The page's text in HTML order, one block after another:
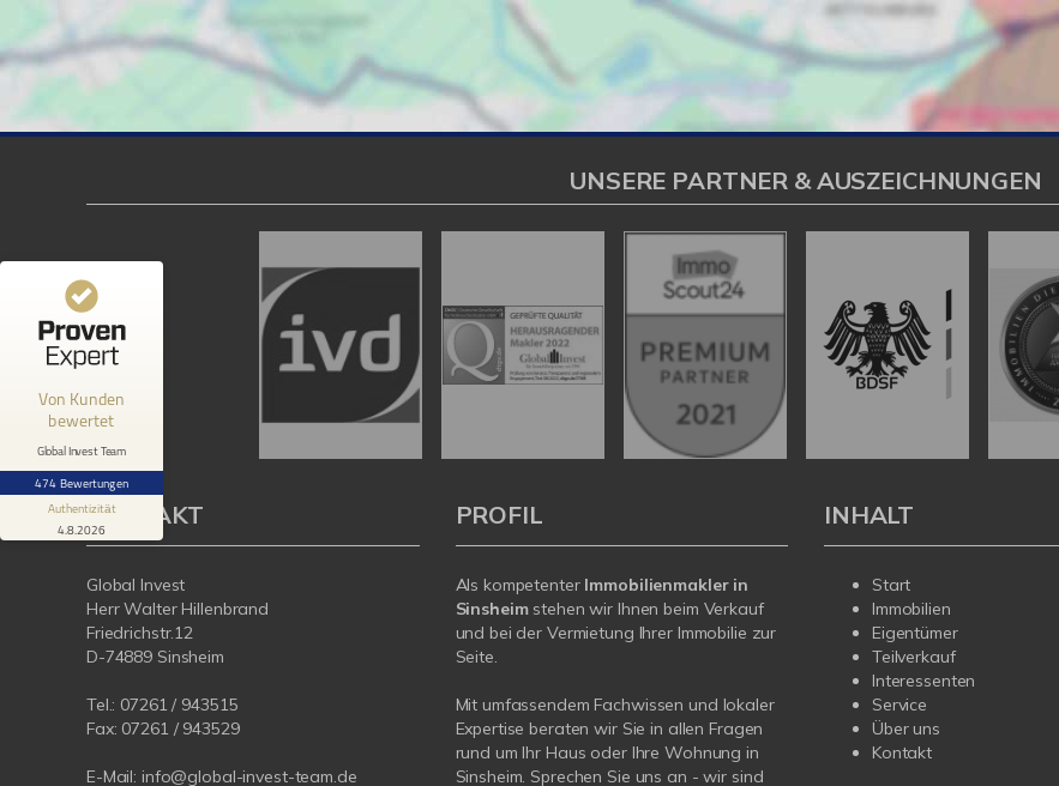
UNSERE PARTNER & AUSZEICHNUNGEN
KONTAKT
Global Invest
Herr Walter Hillenbrand
Friedrichstr.12
D-74889 Sinsheim
Tel.: 07261 / 943515
Fax: 07261 / 943529
E-Mail: info@global-invest-team.de
PROFIL
Als kompetenter Immobilienmakler in
Sinsheimstehen wir Ihnen beim Verkauf
und bei der Vermietung Ihrer Immobilie zur
Seite.
Mit umfassendem Fachwissen und lokaler
Expertise beraten wir Sie in allen Fragen
rund um Ihr Haus oder Ihre Wohnung in
Sinsheim. Sprechen Sie uns an - wir sind
INHALT
Start
Immobilien
Eigentümer
Teilverkauf
Interessenten
Service
Über uns
Kontakt
Von Kunden
bewertet
Global Invest Team
474 Bewertungen
Authentizität
4.8.2026
Kundenbewertungen und Erfahrungen zu
100%
SEHR GUT
Bewertungen auf
ProvenExpert.com
456
Bewertungen von 3
anderen Quellen
Blick aufs ProvenExpert-Profil werfen
17.3.2025
Sehr nett und sehr kompetent. Das
Fachwissen von Herrn Hillenbrand hat uns
bei der Wertermittlung der Immobi...